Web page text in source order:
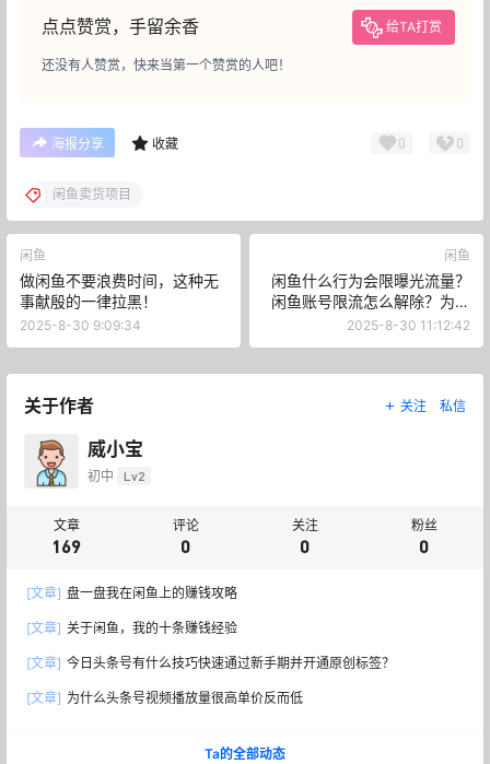
点点赞赏，手留余香 给TA打赏
还没有人赞赏，快来当第一个赞赏的人吧！
海报分享 收藏 0 0
闲鱼卖货项目
闲鱼
做闲鱼不要浪费时间，这种无
事献殷的一律拉黑！
2025-8-30 9:09:34
闲鱼
闲鱼什么行为会限曝光流量？
闲鱼账号限流怎么解除？为什
么闲鱼账号会被限流
2025-8-30 11:12:42
关于作者 关注 私信
威小宝
初中 Lv2
文章
169
评论
0
关注
0
粉丝
0
[文章] 盘一盘我在闲鱼上的赚钱攻略
[文章] 关于闲鱼，我的十条赚钱经验
[文章] 今日头条号有什么技巧快速通过新手期并开通原创标签？
[文章] 为什么头条号视频播放量很高单价反而低
Ta的全部动态